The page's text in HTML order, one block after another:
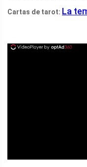
Cartas de tarot: La